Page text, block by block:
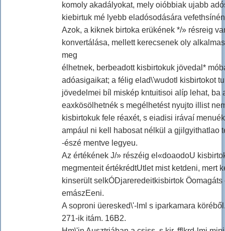
komoly akadályokat, mely oióbbiak ujabb
kiebirtuk mé lyebb eladósodására
Azok, a kiknek birtoka erükének */» résreig
konvertálása, mellett kerecsenek oly
meg
élhetnek, berbeadott kisbirtokuk jövedal*
adóasigaikat; a félig elad\'wudotl kisbirtokot
jövedelmei bíl miskép kntuitisoi alíp lehat, ba
eaxkösölhetnék s megélhetést nyujto illist
kisbirtokuk fele réaxét, s eiadisi irávaí
ampául ni kell habosat nélkül a gjilgyithatlao
-észé mentve legyeu.
Az értékének J/» részéig el«doaodoU
megmenteit értékrédtUtlet mist ketdeni, mert
kinserült selkÓDjareredeitkisbirtok
emászEeni.
A soproni üeresked\'-lml s iparkamara
271-ik itám. 16B2.